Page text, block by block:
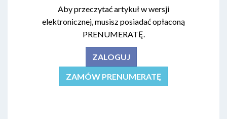
Aby przeczytać artykuł w wersji
elektronicznej, musisz posiadać opłaconą
PRENUMERATĘ.
ZALOGUJ
ZAMÓW PRENUMERATĘ